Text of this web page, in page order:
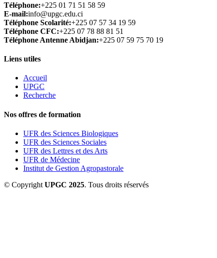
Téléphone:+225 01 71 51 58 59
E-mail:info@upgc.edu.ci
Téléphone Scolarité:+225 07 57 34 19 59
Téléphone CFC:+225 07 78 88 81 51
Téléphone Antenne Abidjan:+225 07 59 75 70 19
Liens utiles
Accueil
UPGC
Recherche
Nos offres de formation
UFR des Sciences Biologiques
UFR des Sciences Sociales
UFR des Lettres et des Arts
UFR de Médecine
Institut de Gestion Agropastorale
© Copyright UPGC 2025. Tous droits réservés